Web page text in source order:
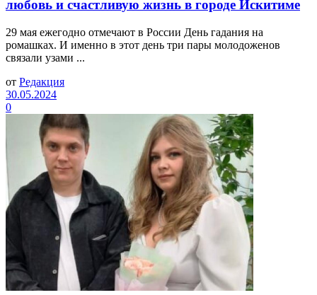
любовь и счастливую жизнь в городе Искитиме
29 мая ежегодно отмечают в России День гадания на
ромашках. И именно в этот день три пары молодоженов
связали узами ...
от Редакция
30.05.2024
0